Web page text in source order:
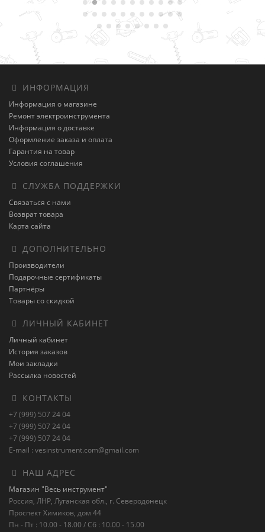
ИНФОРМАЦИЯ
Информация о магазине
Ремонт электроинструмента
Информация о доставке
Оформление заказа и оплата
Гарантия на товар
Условия соглашения
СЛУЖБА ПОДДЕРЖКИ
Связаться с нами
Возврат товара
Карта сайта
ДОПОЛНИТЕЛЬНО
Производители
Подарочные сертификаты
Партнёры
Товары со скидкой
ЛИЧНЫЙ КАБИНЕТ
Личный кабинет
История заказов
Мои закладки
Рассылка новостей
КОНТАКТЫ
+7 (999) 507 24 04
+7 (999) 507 24 04
+7 (999) 507 24 04
E-mail : vesinstrument.com@gmail.com
НАШ АДРЕС
Магазин "Весь инструмент"
Россия, ЛНР, Луганская обл., г. Северодонецк
Проспект Химиков, дом 44
Пн - Пт : 10.00 - 18.00 / Сб : 10.00 - 15.00